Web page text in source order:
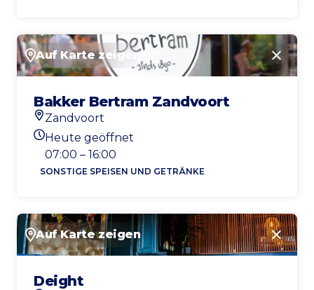
Auf Karte zeigen
Bakker Bertram Zandvoort
Standort
Zandvoort
Heutigen Öffnungszeiten
Heute geöffnet
07:00 – 16:00
SONSTIGE SPEISEN UND GETRÄNKE
Auf Karte zeigen
Deight